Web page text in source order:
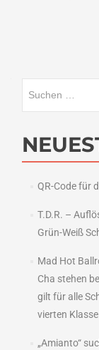
QR-Code für
T.D.R. –
Grün-Weiß
Mad Hot
Cha stehen
gilt für alle
vierten Klasse
„Amianto“